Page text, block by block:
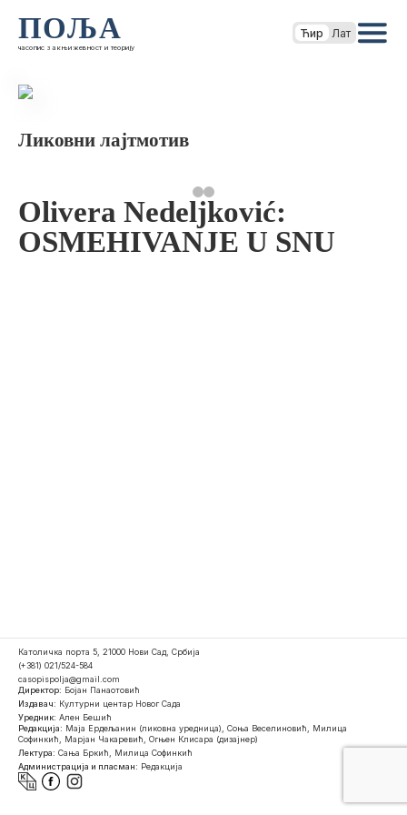
ПОЉА
часопис за књижевност и теорију
Ћир Лат
Ликовни лајтмотив
Olivera Nedeljković:
OSMEHIVANJE U SNU
Католичка порта 5, 21000 Нови Сад, Србија
(+381) 021/524-584
casopispolja@gmail.com
Директор: Бојан Панаотовић
Издавач: Културни центар Новог Сада
Уредник: Ален Бешић
Редакција: Маја Ердељанин (ликовна уредница), Соња Веселиновић, Милица
Софинкић, Марјан Чакаревић, Огњен Клисара (дизајнер)
Лектура: Сања Бркић, Милица Софинкић
Администрација и пласман: Редакција